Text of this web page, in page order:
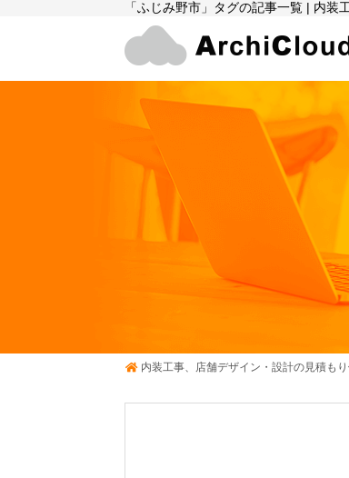
「ふじみ野市」タグの記事一覧 | 内
内装工事、店舗デザイン・設計の見積も